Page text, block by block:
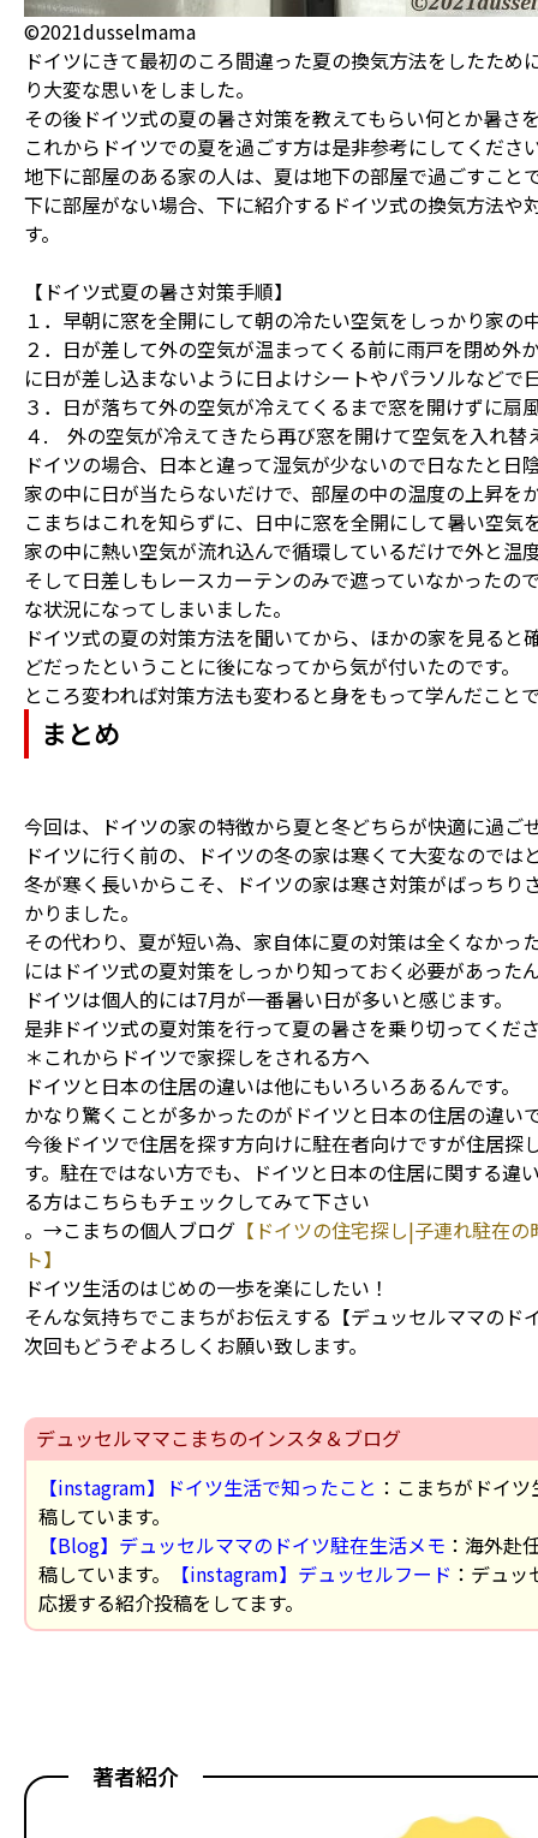
©2021dusselmama
ドイツにきて最初のころ間違った夏の換気方法をしたため
り大変な思いをしました。
その後ドイツ式の夏の暑さ対策を教えてもらい何とか暑さ
これからドイツでの夏を過ごす方は是非参考にしてくださ
地下に部屋のある家の人は、夏は地下の部屋で過ごすこと
下に部屋がない場合、下に紹介するドイツ式の換気方法や
す。
【ドイツ式夏の暑さ対策手順】
１．早朝に窓を全開にして朝の冷たい空気をしっかり家の
２．日が差して外の空気が温まってくる前に雨戸を閉め外
に日が差し込まないように日よけシートやパラソルなどで
３．日が落ちて外の空気が冷えてくるまで窓を開けずに扇
４. 外の空気が冷えてきたら再び窓を開けて空気を入れ替
ドイツの場合、日本と違って湿気が少ないので日なたと日
家の中に日が当たらないだけで、部屋の中の温度の上昇を
こまちはこれを知らずに、日中に窓を全開にして暑い空気
家の中に熱い空気が流れ込んで循環しているだけで外と温
そして日差しもレースカーテンのみで遮っていなかったの
な状況になってしまいました。
ドイツ式の夏の対策方法を聞いてから、ほかの家を見る
どだったということに後になってから気が付いたのです。
ところ変われば対策方法も変わると身をもって学んだこと
まとめ
今回は、ドイツの家の特徴から夏と冬どちらが快適に過ご
ドイツに行く前の、ドイツの冬の家は寒くて大変なのでは
冬が寒く長いからこそ、ドイツの家は寒さ対策がばっちり
かりました。
その代わり、夏が短い為、家自体に夏の対策は全くなかっ
にはドイツ式の夏対策をしっかり知っておく必要があった
ドイツは個人的には7月が一番暑い日が多いと感じます。
是非ドイツ式の夏対策を行って夏の暑さを乗り切ってくだ
＊これからドイツで家探しをされる方へ
ドイツと日本の住居の違いは他にもいろいろあるんです。
かなり驚くことが多かったのがドイツと日本の住居の違い
今後ドイツで住居を探す方向けに駐在者向けですが住居探
す。駐在ではない方でも、ドイツと日本の住居に関する違
る方はこちらもチェックしてみて下さい
。→こまちの個人ブログ 【ドイツの住宅探し|子連れ駐在
ト】
ドイツ生活のはじめの一歩を楽にしたい！
そんな気持ちでこまちがお伝えする【デュッセルママのド
次回もどうぞよろしくお願い致します。
デュッセルママこまちのインスタ＆ブログ
【instagram】ドイツ生活で知ったこと ：こまちがドイ
稿しています。
【Blog】デュッセルママのドイツ駐在生活メモ ：海外赴
稿しています。
【instagram】デュッセルフード ：デュ
応援する紹介投稿をしてます。
著者紹介